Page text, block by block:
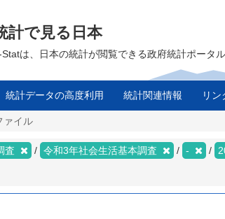
計で見る日本
は、日本の統計が閲覧できる政府統計ポータ
統計データの高度利用 統計関連情報 リン
ァイル
査 令和3年社会生活基本調査 -